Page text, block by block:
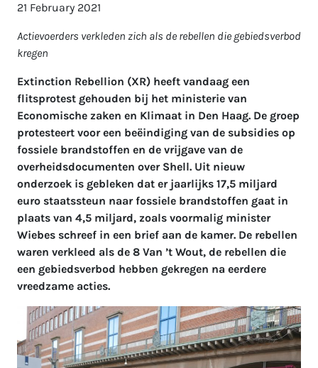
21 February 2021
Actievoerders verkleden zich als de rebellen die gebiedsverbod
kregen
Extinction Rebellion (XR) heeft vandaag een
flitsprotest gehouden bij het ministerie van
Economische zaken en Klimaat in Den Haag. De groep
protesteert voor een beëindiging van de subsidies op
fossiele brandstoffen en de vrijgave van de
overheidsdocumenten over Shell. Uit nieuw
onderzoek is gebleken dat er jaarlijks 17,5 miljard
euro staatssteun naar fossiele brandstoffen gaat in
plaats van 4,5 miljard, zoals voormalig minister
Wiebes schreef in een brief aan de kamer. De rebellen
waren verkleed als de 8 Van ’t Wout, de rebellen die
een gebiedsverbod hebben gekregen na eerdere
vreedzame acties.